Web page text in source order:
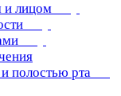
и лицом
полостью рта